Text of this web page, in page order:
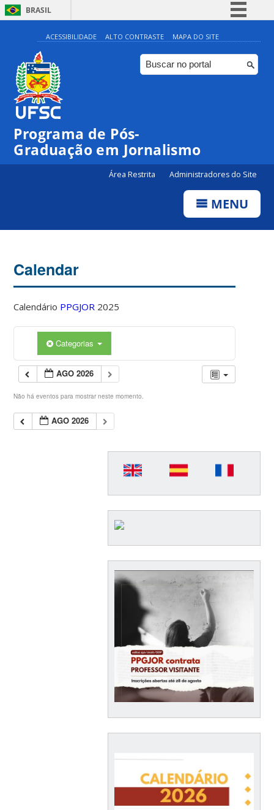
BRASIL
Simplifique!
Comunica BR
Participe
ACESSIBILIDADE ALTO CONTRASTE MAPA DO SITE
Programa de Pós-
Graduação em Jornalismo
Área Restrita Administradores do Site
MENU
Calendar
Calendário PPGJOR 2025
Categorias
AGO 2026
Não há eventos para mostrar neste momento.
AGO 2026